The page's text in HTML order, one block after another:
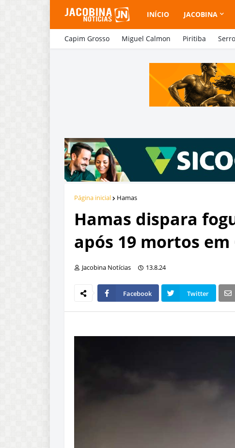
INÍCIO JACOBINA
Capim Grosso Miguel Calmon Piritiba
Página inicial Hamas
Hamas dispara
após 19 mortos em
Jacobina Notícias 13.8.24
Facebook Twitter